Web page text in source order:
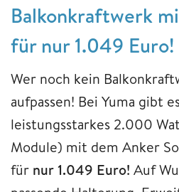
Balkonkraftwerk
für nur 1.049 Euro!
Wer noch kein
aufpassen! Bei Yuma gibt
leistungsstarkes 2.000
Module) mit dem Anker
für nur 1.049 Euro! Auf